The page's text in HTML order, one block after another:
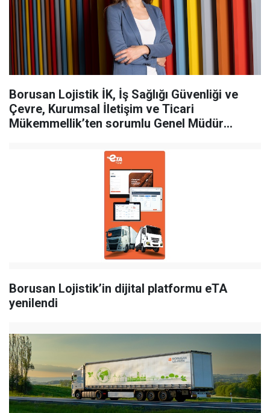
Borusan Lojistik İK, İş Sağlığı Güvenliği ve
Çevre, Kurumsal İletişim ve Ticari
Mükemmellik’ten sorumlu Genel Müdür
Borusan Lojistik’in dijital platformu eTA
yenilendi